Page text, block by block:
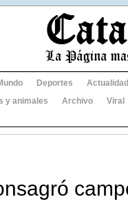
Deportes
Actualidad
y animales Archivo
Viral